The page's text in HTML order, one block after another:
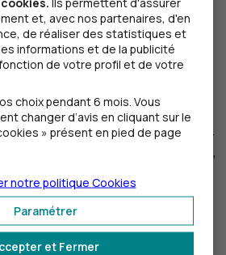
plus de versements obligatoires
Le salarié peut poursuivre
ou transférer le contrat vers
cas de décès
la liquidation du contrat c'est-à-
retraite et la liquidation des droits,
aux bénéficiaires désignés dans
son contrat. Une garantie décès
également être ajoutée pour
du capital, dans les 12 mois
salarié au contrat.
et, avec nos partenaires, d'en
de réaliser des statistiques et
informations et de la publicité
de votre profil et de votre
choix pendant 6 mois. Vous
changer d’avis en cliquant sur le
» présent en pied de page
et Fermer
Paramétrer
notre politique Cookies